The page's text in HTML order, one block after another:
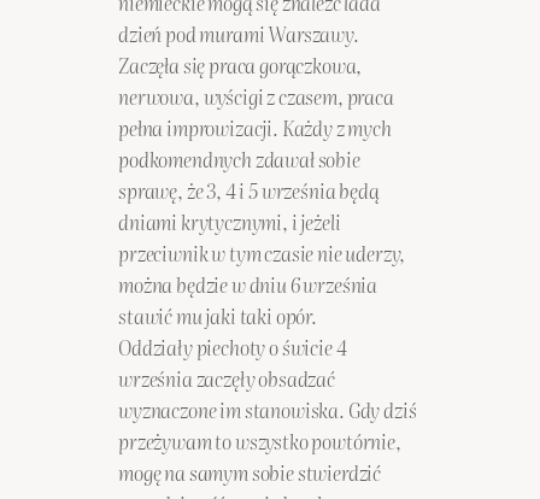
dzień pod murami Warszawy.
Zaczęła się praca gorączkowa,
nerwowa, wyścigi z czasem, praca
pełna improwizacji. Każdy z mych
podkomendnych zdawał sobie
sprawę, że 3, 4 i 5 września będą
dniami krytycznymi, i jeżeli
przeciwnik w tym czasie nie uderzy,
można będzie w dniu 6 września
stawić mu jaki taki opór.
Oddziały piechoty o świcie 4
września zaczęły obsadzać
wyznaczone im stanowiska. Gdy dziś
przeżywam to wszystko powtórnie,
mogę na samym sobie stwierdzić